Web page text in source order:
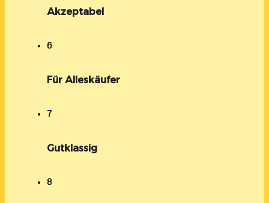
Akzeptabel
6
Für Alleskäufer
7
Gutklassig
8